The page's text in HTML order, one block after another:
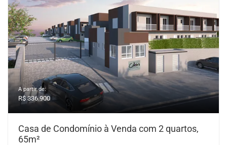
A partir de:
R$ 336.900
Casa de Condomínio à Venda com 2 quartos,
65m²